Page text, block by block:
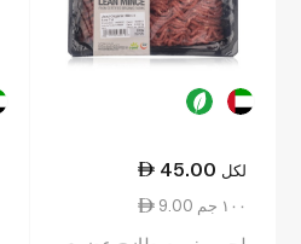
45.00 لكل
9.00 ١٠٠ جم